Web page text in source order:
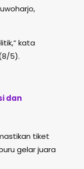
kata
5).
dan
tiket
gelar juara